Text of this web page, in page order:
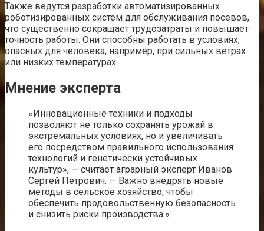
Также ведутся разработки автоматизированных
роботизированных систем для обслуживания посевов,
что существенно сокращает трудозатраты и повышает
точность работы. Они способны работать в условиях,
опасных для человека, например, при сильных ветрах
или низких температурах.
Мнение эксперта
«Инновационные техники и подходы
позволяют не только сохранять урожай в
экстремальных условиях, но и увеличивать
его посредством правильного использования
технологий и генетически устойчивых
культур», — считает аграрный эксперт Иванов
Сергей Петрович. — Важно внедрять новые
методы в сельское хозяйство, чтобы
обеспечить продовольственную безопасность
и снизить риски производства.»